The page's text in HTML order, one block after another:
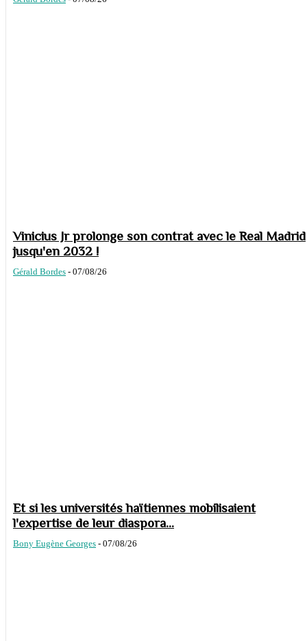
Vinicius Jr prolonge son contrat avec le Real Madrid
jusqu'en 2032 !
Gérald Bordes - 07/08/26
Et si les universités haïtiennes mobilisaient
l'expertise de leur diaspora...
Bony Eugène Georges - 07/08/26